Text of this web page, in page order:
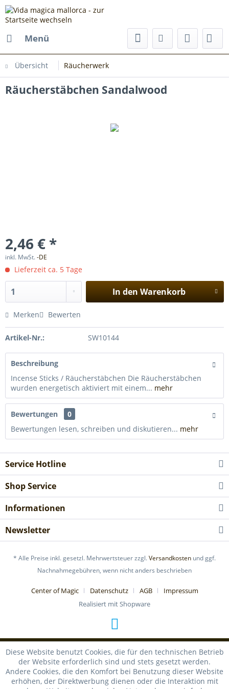
Menü
Übersicht Räucherwerk
Räucherstäbchen Sandalwood
2,46 € *
inkl. MwSt.-DE
Lieferzeit ca. 5 Tage
In den Warenkorb
Merken Bewerten
Artikel-Nr.: SW10144
Beschreibung
Incense Sticks / Räucherstäbchen Die Räucherstäbchen
wurden energetisch aktiviert mit einem... mehr
Bewertungen
0
Bewertungen lesen, schreiben und diskutieren... mehr
Service Hotline
Shop Service
Informationen
Newsletter
* Alle Preise inkl. gesetzl. Mehrwertsteuer zzgl.Versandkosten und ggf.
Nachnahmegebühren, wenn nicht anders beschrieben
Center of Magic Datenschutz AGB
Impressum
Realisiert mit Shopware
Diese Website benutzt Cookies, die für den technischen Betrieb
der Website erforderlich sind und stets gesetzt werden.
Andere Cookies, die den Komfort bei Benutzung dieser Website
erhöhen, der Direktwerbung dienen oder die Interaktion mit